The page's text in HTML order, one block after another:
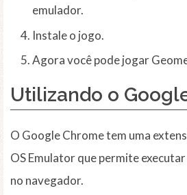
emulador.
Instale o jogo.
Agora você pode jogar
Utilizando o
O Google Chrome tem uma
OS Emulator que permite
no navegador.